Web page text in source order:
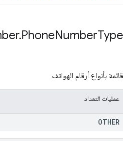
.PhoneNumberType
قائمة بأنواع أرقام الهواتف
عمليات التعداد
OTHER